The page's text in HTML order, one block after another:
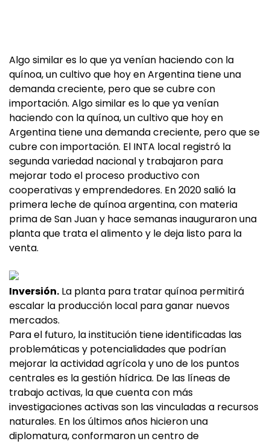
Algo similar es lo que ya venían haciendo con la
quínoa, un cultivo que hoy en Argentina tiene una
demanda creciente, pero que se cubre con
importación. Algo similar es lo que ya venían
haciendo con la quínoa, un cultivo que hoy en
Argentina tiene una demanda creciente, pero que se
cubre con importación. El INTA local registró la
segunda variedad nacional y trabajaron para
mejorar todo el proceso productivo con
cooperativas y emprendedores. En 2020 salió la
primera leche de quínoa argentina, con materia
prima de San Juan y hace semanas inauguraron una
planta que trata el alimento y le deja listo para la
venta.
Inversión. La planta para tratar quínoa permitirá
escalar la producción local para ganar nuevos
mercados.
Para el futuro, la institución tiene identificadas las
problemáticas y potencialidades que podrían
mejorar la actividad agrícola y uno de los puntos
centrales es la gestión hídrica. De las líneas de
trabajo activas, la que cuenta con más
investigaciones activas son las vinculadas a recursos
naturales. En los últimos años hicieron una
diplomatura, conformaron un centro de